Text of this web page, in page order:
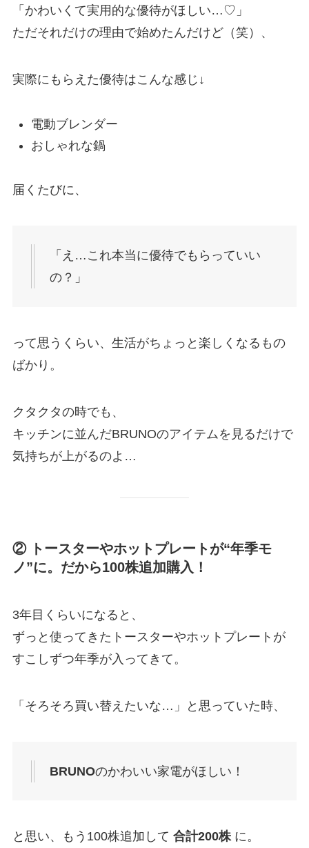
「かわいくて実用的な優待がほしい…♡」
ただそれだけの理由で始めたんだけど（笑）、
実際にもらえた優待はこんな感じ↓
電動ブレンダー
おしゃれな鍋
届くたびに、
「え…これ本当に優待でもらっていい
の？」
って思うくらい、生活がちょっと楽しくなるもの
ばかり。
クタクタの時でも、
キッチンに並んだBRUNOのアイテムを見るだけで
気持ちが上がるのよ…
② トースターやホットプレートが“年季モ
ノ”に。だから100株追加購入！
3年目くらいになると、
ずっと使ってきたトースターやホットプレートが
すこしずつ年季が入ってきて。
「そろそろ買い替えたいな…」と思っていた時、
BRUNOのかわいい家電がほしい！
と思い、もう100株追加して 合計200株に。